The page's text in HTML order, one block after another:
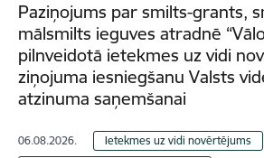
Paziņojums par smilts-grants,
mālsmilts ieguves atradnē
pilnveidotā ietekmes uz vidi
ziņojuma iesniegšanu Valsts
atzinuma saņemšanai
06.08.2026.
Ietekmes uz vidi novērtējums